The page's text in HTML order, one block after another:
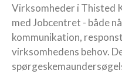
Virksomheder i Thisted
med Jobcentret - både
kommunikation,
virksomhedens behov.